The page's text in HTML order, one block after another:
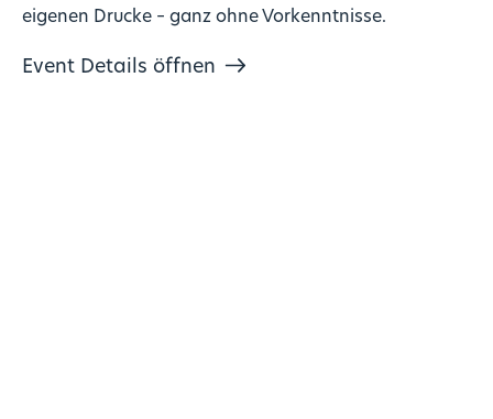
eigenen Drucke – ganz ohne Vorkenntnisse.
Event Details öffnen